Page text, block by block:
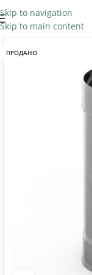
Skip to navigation
Skip to main content
ПРОДАНО